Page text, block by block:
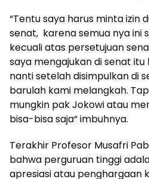
“Tentu saya harus minta izin
senat, karena semua nya ini
kecuali atas persetujuan
saya mengajukan di senat
nanti setelah disimpulkan di
barulah kami melangkah.
mungkin pak Jokowi atau
bisa-bisa saja“ imbuhnya.
Terakhir Profesor Musafri
bahwa perguruan tinggi
apresiasi atau penghargaan